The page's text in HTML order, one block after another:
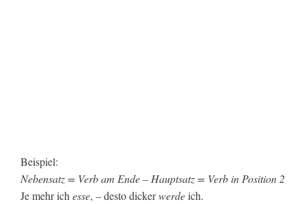
Beispiel:
Nebensatz = Verb am Ende – Hauptsatz = Verb in Position 2
Je mehr ich esse, – desto dickerwerdeich.